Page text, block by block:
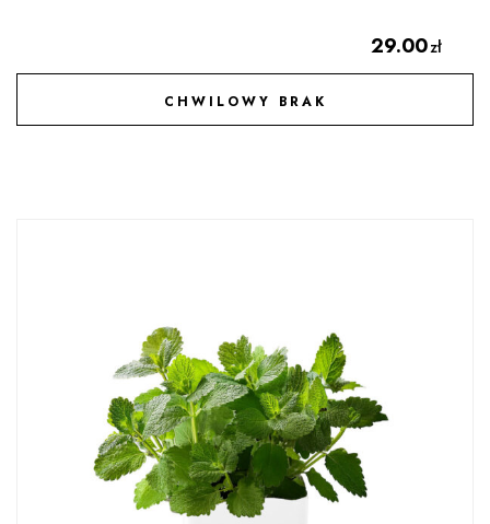
29.00zł
CHWILOWY BRAK
DODAJ DO ULUBIONYCH